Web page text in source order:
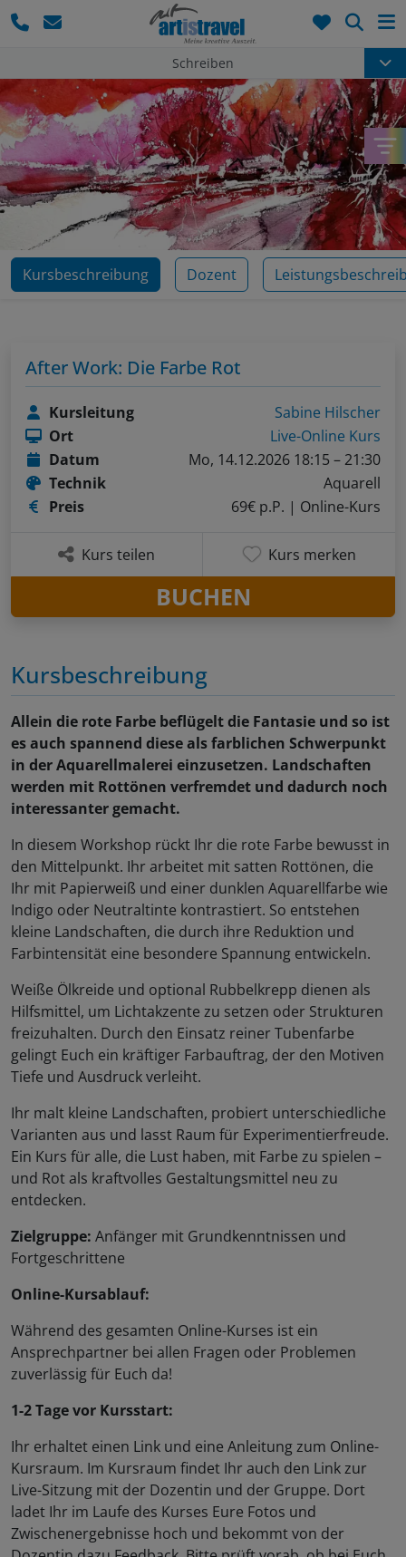
Schreiben
Kursbeschreibung Dozent
Kursbeschreibung
Allein die rote Farbe beflügelt die Fantasie und so ist
es auch spannend diese als farblichen Schwerpunkt
in der Aquarellmalerei einzusetzen. Landschaften
werden mit Rottönen verfremdet und dadurch noch
interessanter gemacht.
In diesem Workshop rückt Ihr die rote Farbe bewusst in
den Mittelpunkt. Ihr arbeitet mit satten Rottönen, die
Ihr mit Papierweiß und einer dunklen Aquarellfarbe wie
Indigo oder Neutraltinte kontrastiert. So entstehen
kleine Landschaften, die durch ihre Reduktion und
Farbintensität eine besondere Spannung entwickeln.
Weiße Ölkreide und optional Rubbelkrepp dienen als
Hilfsmittel, um Lichtakzente zu setzen oder Strukturen
freizuhalten. Durch den Einsatz reiner Tubenfarbe
gelingt Euch ein kräftiger Farbauftrag, der den Motiven
Tiefe und Ausdruck verleiht.
Ihr malt kleine Landschaften, probiert unterschiedliche
Varianten aus und lasst Raum für Experimentierfreude.
Ein Kurs für alle, die Lust haben, mit Farbe zu spielen –
und Rot als kraftvolles Gestaltungsmittel neu zu
entdecken.
Zielgruppe: Anfänger mit Grundkenntnissen und
Fortgeschrittene
Online-Kursablauf:
Während des gesamten Online-Kurses ist ein
Ansprechpartner bei allen Fragen oder Problemen
zuverlässig für Euch da!
1-2 Tage vor Kursstart:
Ihr erhaltet einen Link und eine Anleitung zum Online-
Kursraum. Im Kursraum findet Ihr auch den Link zur
Live-Sitzung mit der Dozentin und der Gruppe. Dort
ladet Ihr im Laufe des Kurses Eure Fotos und
Zwischenergebnisse hoch und bekommt von der
After Work: Die Farbe Rot
Kursleitung
Sabine Hilscher
Ort
Live-Online Kurs
Datum
Mo, 14.12.2026 18:15 – 21:30
Technik
Aquarell
Preis
69€ p.P. | Online-Kurs
Kurs teilen Kurs merken
BUCHEN